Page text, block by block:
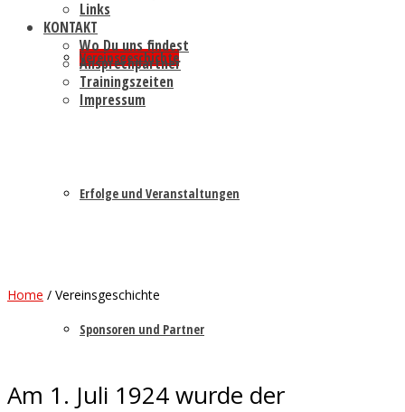
Vereinsgeschichte
Erfolge und Veranstaltungen
Sponsoren und Partner
Links
KONTAKT
Wo Du uns findest
Ansprechpartner
Trainingszeiten
Impressum
Home / Vereinsgeschichte
Am 1. Juli 1924 wurde der